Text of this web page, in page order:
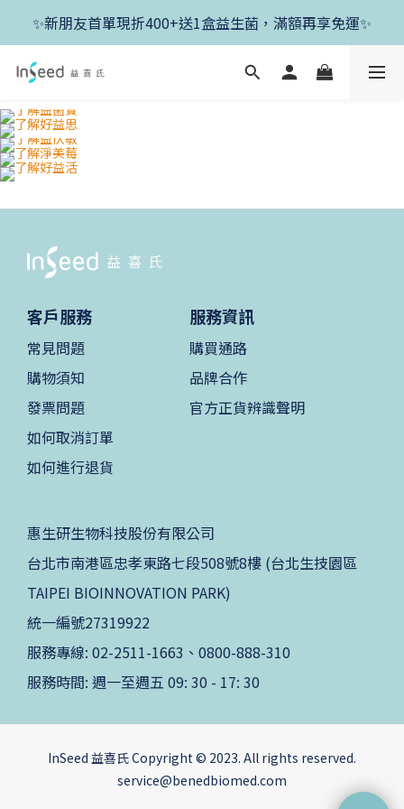
✨新朋友首單現折400+送1盒益生菌，滿額再享免運✨
✨新朋友首單現折400+送1盒益生菌，滿額再享免運✨
✨父親節開跑！好菌任搭8折，滿額加送1盒好菌✨
✨新朋友首單現折400+送1盒益生菌，滿額再享免運✨
客戶服務
常見問題
購物須知
發票問題
如何取消訂單
如何進行退貨
服務資訊
購買通路
品牌合作
官方正貨辨識聲明
惠生研生物科技股份有限公司
台北市南港區忠孝東路七段508號8樓 (台北生技園區
TAIPEI BIOINNOVATION PARK)
統一編號27319922
服務專線: 02-2511-1663、0800-888-310
服務時間: 週一至週五 09: 30 - 17: 30
InSeed 益喜氏 Copyright © 2023. All rights reserved.
service@benedbiomed.com